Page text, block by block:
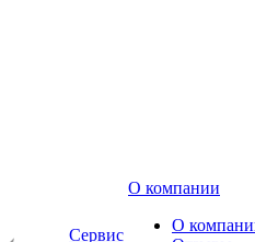
Сервис
О компании
О